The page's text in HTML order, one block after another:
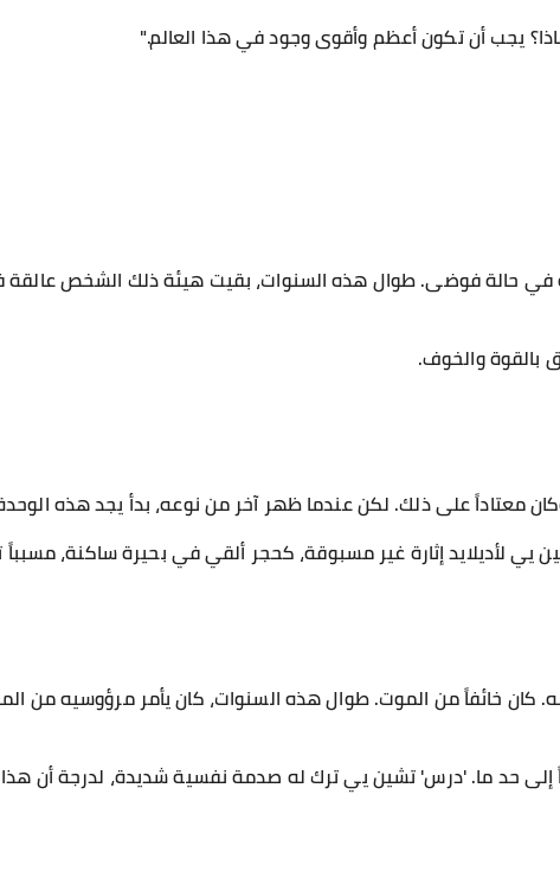
يجب أن تكون أعظم وأقوى وجود في هذا العالم."
حالة فوضى. طوال هذه السنوات، بقيت هيئة ذلك الشخص عالقة
بالقوة والخوف.
معتاداً على ذلك. لكن عندما ظهر آخر من نوعه، بدأ يجد هذه
لأديلايد إثارة غير مسبوقة، كحجر ألقي في بحيرة ساكنة،
كان خائفاً من الموت. طوال هذه السنوات، كان يأمر مرؤوسيه من
إلى حد ما. 'درس' تشين يي ترك له صدمة نفسية شديدة، لدرجة أن